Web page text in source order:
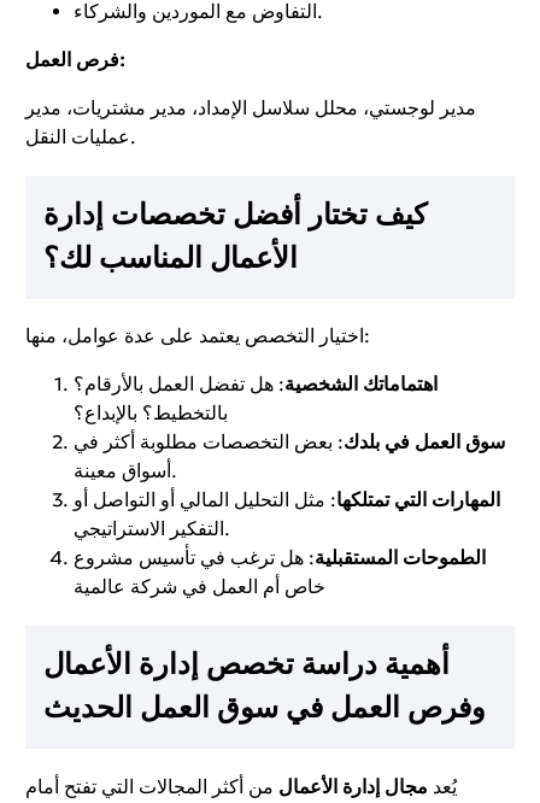
التفاوض مع الموردين والشركاء.
فرص العمل:
مدير لوجستي، محلل سلاسل الإمداد، مدير مشتريات، مدير
عمليات النقل.
كيف تختار أفضل تخصصات إدارة
الأعمال المناسب لك؟
اختيار التخصص يعتمد على عدة عوامل، منها:
اهتماماتك الشخصية: هل تفضل العمل بالأرقام؟
بالتخطيط؟ بالإبداع؟
سوق العمل في بلدك: بعض التخصصات مطلوبة أكثر في
أسواق معينة.
المهارات التي تمتلكها: مثل التحليل المالي أو التواصل أو
التفكير الاستراتيجي.
الطموحات المستقبلية: هل ترغب في تأسيس مشروع
خاص أم العمل في شركة عالمية
أهمية دراسة تخصص إدارة الأعمال
وفرص العمل في سوق العمل الحديث
يُعد مجال إدارة الأعمال من أكثر المجالات التي تفتح أمام